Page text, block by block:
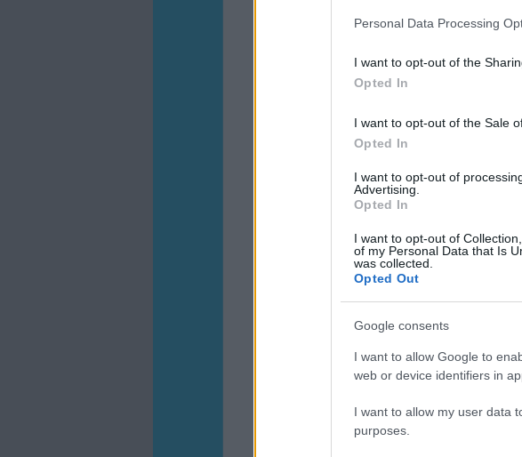
Personal Data Processing
I want to opt-out of the
Opted In
I want to opt-out of the Sale
Opted In
I want to opt-out of
Advertising.
Opted In
I want to opt-out of
of my Personal Data that Is
was collected.
Opted Out
Google consents
I want to allow Google to
web or device identifiers in
I want to allow my user data
purposes.